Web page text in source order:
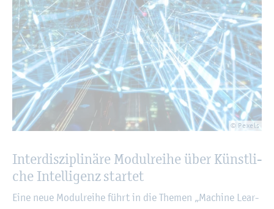
© Pe­xels
In­ter­dis­zi­pli­nä­re Mo­dul­rei­he über Künst­li­
che In­tel­li­genz star­tet
Eine neue Mo­dul­rei­he führt in die The­men „Ma­chi­ne Lear­